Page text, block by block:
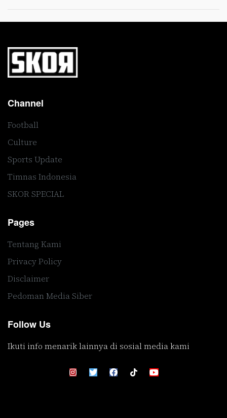
Channel
Football
Culture
Sports Update
Timnas Indonesia
SKOR SPECIAL
Pages
Tentang Kami
Privacy Policy
Disclaimer
Pedoman Media Siber
Follow Us
Ikuti info menarik lainnya di sosial media kami